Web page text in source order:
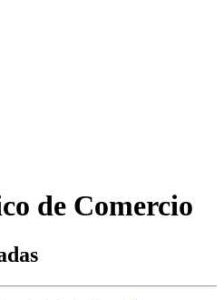
de Comercio